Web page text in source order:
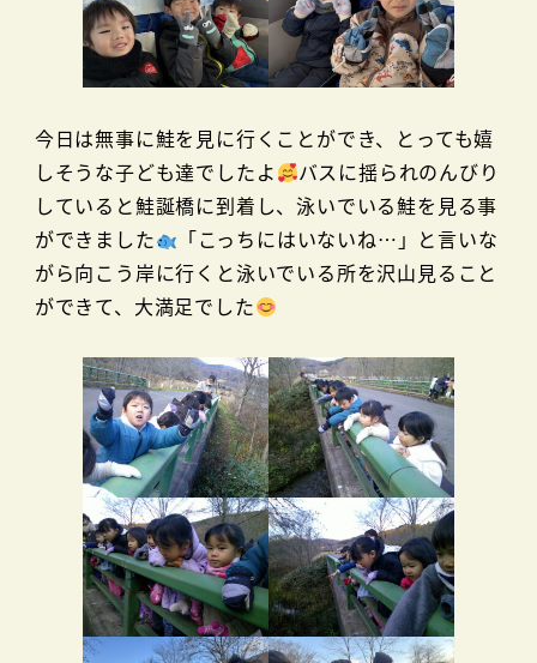
今日は無事に鮭を見に行くことができ、とっても嬉
しそうな子ども達でしたよ
バスに揺られのんびり
していると鮭誕橋に到着し、泳いでいる鮭を見る事
ができました
「こっちにはいないね…」と言いな
がら向こう岸に行くと泳いでいる所を沢山見ること
ができて、大満足でした